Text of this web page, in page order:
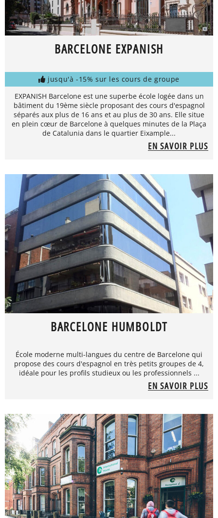
BARCELONE EXPANISH
jusqu'à -15% sur les cours de groupe
EXPANISH Barcelone est une superbe école logée dans un
bâtiment du 19ème siècle proposant des cours d'espagnol
séparés aux plus de 16 ans et au plus de 30 ans. Elle situe
en plein cœur de Barcelone à quelques minutes de la Plaça
de Catalunia dans le quartier Eixample...
EN SAVOIR PLUS
BARCELONE HUMBOLDT
École moderne multi-langues du centre de Barcelone qui
propose des cours d'espagnol en très petits groupes de 4,
idéale pour les profils studieux ou les professionnels ...
EN SAVOIR PLUS